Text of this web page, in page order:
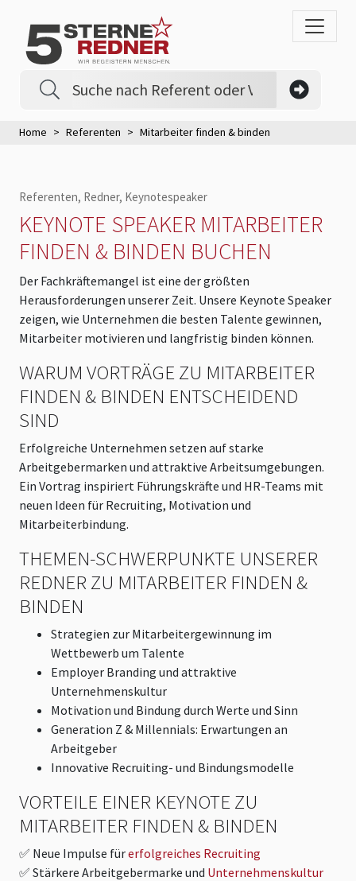
Home Referenten Mitarbeiter finden & binden
Referenten, Redner, Keynotespeaker
KEYNOTE SPEAKER MITARBEITER
FINDEN & BINDEN BUCHEN
Der Fachkräftemangel ist eine der größten
Herausforderungen unserer Zeit. Unsere Keynote Speaker
zeigen, wie Unternehmen die besten Talente gewinnen,
Mitarbeiter motivieren und langfristig binden können.
WARUM VORTRÄGE ZU MITARBEITER
FINDEN & BINDEN ENTSCHEIDEND
SIND
Erfolgreiche Unternehmen setzen auf starke
Arbeitgebermarken und attraktive Arbeitsumgebungen.
Ein Vortrag inspiriert Führungskräfte und HR-Teams mit
neuen Ideen für Recruiting, Motivation und
Mitarbeiterbindung.
THEMEN-SCHWERPUNKTE UNSERER
REDNER ZU MITARBEITER FINDEN &
BINDEN
Strategien zur Mitarbeitergewinnung im
Wettbewerb um Talente
Employer Branding und attraktive
Unternehmenskultur
Motivation und Bindung durch Werte und Sinn
Generation Z & Millennials: Erwartungen an
Arbeitgeber
Innovative Recruiting- und Bindungsmodelle
VORTEILE EINER KEYNOTE ZU
MITARBEITER FINDEN & BINDEN
✅ Neue Impulse fürerfolgreiches Recruiting
✅ Stärkere Arbeitgebermarke und Unternehmenskultur